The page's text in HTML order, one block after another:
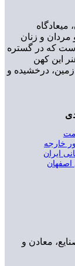
میعادگاه
مردان و زنان
که در گستره
این کهن
درخشیده و
خارجه
ایران
اصفهان
معادن و